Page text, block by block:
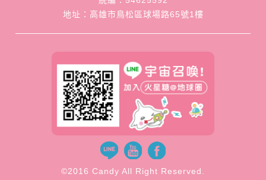
地址：高雄市鳥松區球場路65號1樓
©2016 Candy All Right Reserved.